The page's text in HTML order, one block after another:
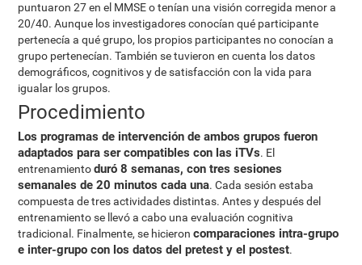
puntuaron 27 en el MMSE o tenían una visión corregida menor a
20/40. Aunque los investigadores conocían qué participante
pertenecía a qué grupo, los propios participantes no conocían a
grupo pertenecían. También se tuvieron en cuenta los datos
demográficos, cognitivos y de satisfacción con la vida para
igualar los grupos.
Procedimiento
Los programas de intervención de ambos grupos fueron
adaptados para ser compatibles con las iTVs. El
entrenamientoduró 8 semanas, con tres sesiones
semanales de 20 minutos cada una. Cada sesión estaba
compuesta de tres actividades distintas. Antes y después del
entrenamiento se llevó a cabo una evaluación cognitiva
tradicional. Finalmente, se hicieroncomparaciones intra-grupo
e inter-grupo con los datos del pretest y el postest.